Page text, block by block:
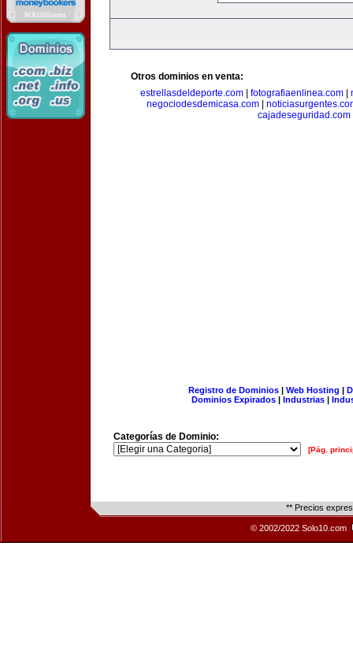
Otros dominios en venta:
estrellasdeldeporte.com
fotografiaenlinea.com
negociodesdemicasa.com
cajadeseguridad.com
Registro de Dominios| Web Hosting |
Dominios Expirados | Industrias |
Categorías de Dominio:
[Pág.
** Precios
© 2002/2022 Solo10.com